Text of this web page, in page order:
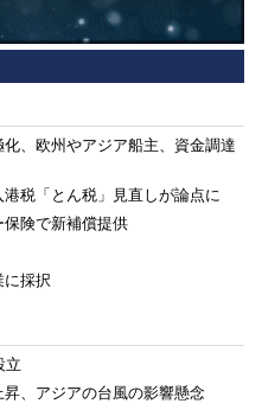
、欧州やアジア船主、資金調達
税「とん税」見直しが論点に
険で新補償提供
に採択
立
、アジアの台風の影響懸念